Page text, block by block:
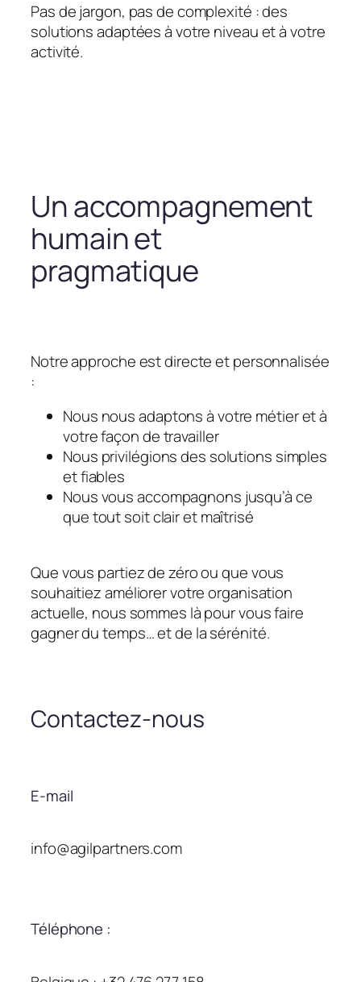
Pas de jargon, pas de complexité : des
solutions adaptées à votre niveau et à votre
activité.
Un accompagnement
humain et
pragmatique
Notre approche est directe et personnalisée
:
Nous nous adaptons à votre métier et à
votre façon de travailler
Nous privilégions des solutions simples
et fiables
Nous vous accompagnons jusqu’à ce
que tout soit clair et maîtrisé
Que vous partiez de zéro ou que vous
souhaitiez améliorer votre organisation
actuelle, nous sommes là pour vous faire
gagner du temps… et de la sérénité.
Contactez-nous
E-mail
info@agilpartners.com
Téléphone :